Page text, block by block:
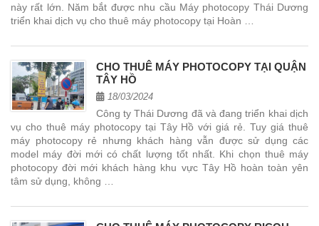
này rất lớn. Năm bắt được nhu cầu Máy photocopy Thái Dương
triển khai dịch vụ cho thuê máy photocopy tại Hoàn …
CHO THUÊ MÁY PHOTOCOPY TẠI QUẬN
TÂY HỒ
18/03/2024
Công ty Thái Dương đã và đang triển khai dịch
vụ cho thuê máy photocopy tại Tây Hồ với giá rẻ. Tuy giá thuê
máy photocopy rẻ nhưng khách hàng vẫn được sử dụng các
model máy đời mới có chất lượng tốt nhất. Khi chọn thuê máy
photocopy đời mới khách hàng khu vực Tây Hồ hoàn toàn yên
tâm sử dụng, không …